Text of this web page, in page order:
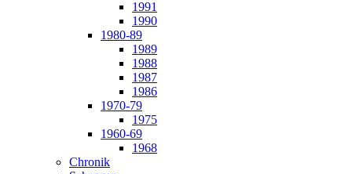
1991
1990
1980-89
1989
1988
1987
1986
1970-79
1975
1960-69
1968
Chronik